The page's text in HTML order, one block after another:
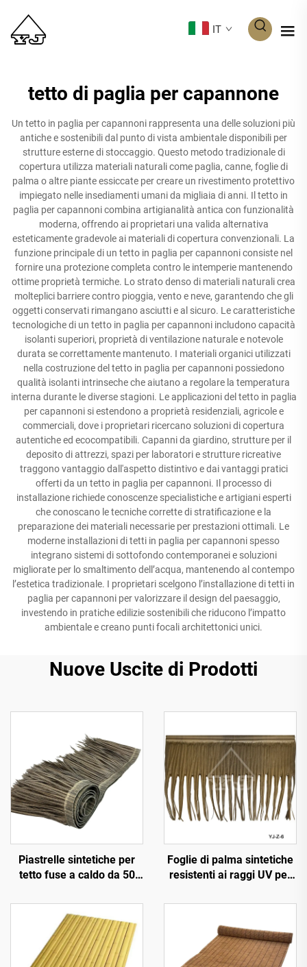
IT
tetto di paglia per capannone
Un tetto in paglia per capannoni rappresenta una delle soluzioni più
antiche e sostenibili dal punto di vista ambientale disponibili per
strutture esterne di stoccaggio. Questo metodo tradizionale di
copertura utilizza materiali naturali come paglia, canne, foglie di
palma o altre piante essiccate per creare un rivestimento protettivo
impiegato nelle insediamenti umani da migliaia di anni. Il tetto in
paglia per capannoni combina artigianalità antica con funzionalità
moderna, offrendo ai proprietari una valida alternativa
esteticamente gradevole ai materiali di copertura convenzionali. La
funzione principale di un tetto in paglia per capannoni consiste nel
fornire una protezione completa contro le intemperie mantenendo
ottime proprietà termiche. Lo strato denso di materiali naturali crea
molteplici barriere contro pioggia, vento e neve, garantendo che gli
oggetti conservati rimangano asciutti e al sicuro. Le caratteristiche
tecnologiche di un tetto in paglia per capannoni includono capacità
isolanti superiori, proprietà di ventilazione naturale e notevole
durata se correttamente mantenuto. I materiali organici utilizzati
nella costruzione del tetto in paglia per capannoni possiedono
qualità isolanti intrinseche che aiutano a regolare la temperatura
interna durante le diverse stagioni. Le applicazioni del tetto in paglia
per capannoni si estendono a proprietà residenziali, agricole e
commerciali, dove i proprietari ricercano soluzioni di copertura
autentiche ed ecocompatibili. Capanni da giardino, strutture per il
deposito di attrezzi, spazi per laboratori e strutture ricreative
traggono vantaggio dall'aspetto distintivo e dai vantaggi pratici
offerti da un tetto in paglia per capannoni. Il processo di
installazione richiede conoscenze specialistiche e artigiani esperti
che conoscano le tecniche corrette di stratificazione e la
preparazione dei materiali necessarie per prestazioni ottimali. Le
moderne installazioni di tetti in paglia per capannoni spesso
integrano sistemi di sottofondo contemporanei e soluzioni
migliorate per lo smaltimento dell’acqua, mantenendo al contempo
l’estetica tradizionale. I proprietari scelgono l’installazione di tetti in
paglia per capannoni per valorizzare il design del paesaggio,
investendo in pratiche edilizie sostenibili che riducono l’impatto
ambientale e creano punti focali architettonici unici.
Nuove Uscite di Prodotti
Piastrelle sintetiche per
tetto fuse a caldo da 50
fuoco migliorata
Foglie di palma sintetiche
resistenti ai raggi UV per
esterna